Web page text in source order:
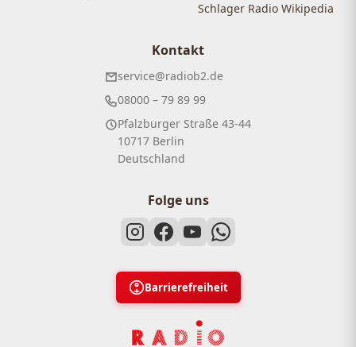
Schlager Radio Wikipedia
Kontakt
service@radiob2.de
08000 – 79 89 99
Pfalzburger Straße 43-44
10717 Berlin
Deutschland
Folge uns
Barrierefreiheit